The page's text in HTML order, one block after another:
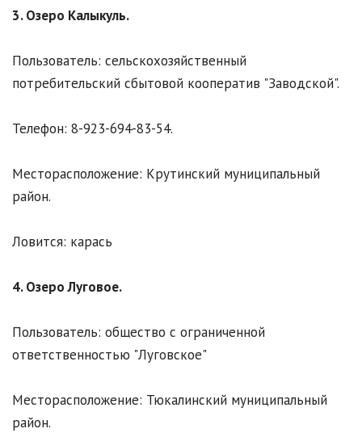
3. Озеро Калыкуль.
Пользователь: сельскохозяйственный
потребительский сбытовой кооператив "Заводской".
Телефон: 8-923-694-83-54.
Месторасположение: Крутинский муниципальный
район.
Ловится: карась
4. Озеро Луговое.
Пользователь: общество с ограниченной
ответственностью "Луговское"
Месторасположение: Тюкалинский муниципальный
район.